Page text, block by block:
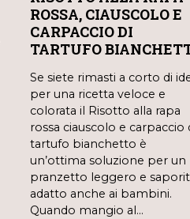
ROSSA, CIAUSCOLO E
CARPACCIO DI
TARTUFO
Se siete rimasti a corto di
per una ricetta veloce e
colorata il Risotto alla rapa
rossa ciauscolo e carpaccio
tartufo bianchetto è
un’ottima soluzione per un
pranzetto leggero e
adatto anche ai bambini.
Quando mangio al…